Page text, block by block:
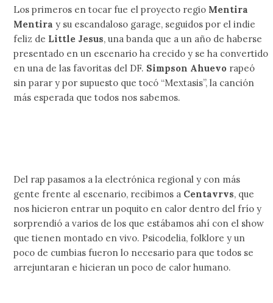
Los primeros en tocar fue el proyecto regio Mentira
Mentiray su escandaloso garage, seguidos por el indie
feliz de Little Jesus, una banda que a un año de haberse
presentado en un escenario ha crecido y se ha convertido
en una de las favoritas del DF. Simpson Ahuevo rapeó
sin parar y por supuesto que tocó “Mextasis”, la canción
más esperada que todos nos sabemos.
Del rap pasamos a la electrónica regional y con más
gente frente al escenario, recibimos a Centavrvs, que
nos hicieron entrar un poquito en calor dentro del frío y
sorprendió a varios de los que estábamos ahí con el show
que tienen montado en vivo. Psicodelia, folklore y un
poco de cumbias fueron lo necesario para que todos se
arrejuntaran e hicieran un poco de calor humano.